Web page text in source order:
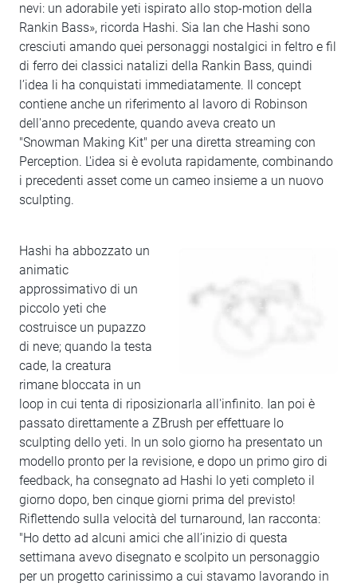
nevi: un adorabile yeti ispirato allo stop-motion della
Rankin Bass», ricorda Hashi. Sia Ian che Hashi sono
cresciuti amando quei personaggi nostalgici in feltro e fil
di ferro dei classici natalizi della Rankin Bass, quindi
l’idea li ha conquistati immediatamente. Il concept
contiene anche un riferimento al lavoro di Robinson
dell'anno precedente, quando aveva creato un
"Snowman Making Kit" per una diretta streaming con
Perception. L'idea si è evoluta rapidamente, combinando
i precedenti asset come un cameo insieme a un nuovo
sculpting.
Hashi ha abbozzato un
animatic
approssimativo di un
piccolo yeti che
costruisce un pupazzo
di neve; quando la testa
cade, la creatura
rimane bloccata in un
loop in cui tenta di riposizionarla all'infinito. Ian poi è
passato direttamente a ZBrush per effettuare lo
sculpting dello yeti. In un solo giorno ha presentato un
modello pronto per la revisione, e dopo un primo giro di
feedback, ha consegnato ad Hashi lo yeti completo il
giorno dopo, ben cinque giorni prima del previsto!
Riflettendo sulla velocità del turnaround, Ian racconta:
"Ho detto ad alcuni amici che all’inizio di questa
settimana avevo disegnato e scolpito un personaggio
per un progetto carinissimo a cui stavamo lavorando in